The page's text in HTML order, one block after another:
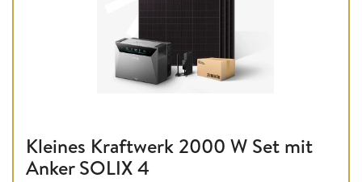
Kleines Kraftwerk 2000 W Set mit
Anker SOLIX 4